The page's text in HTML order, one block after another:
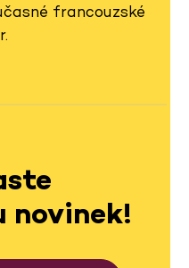
francouzské
novinek!